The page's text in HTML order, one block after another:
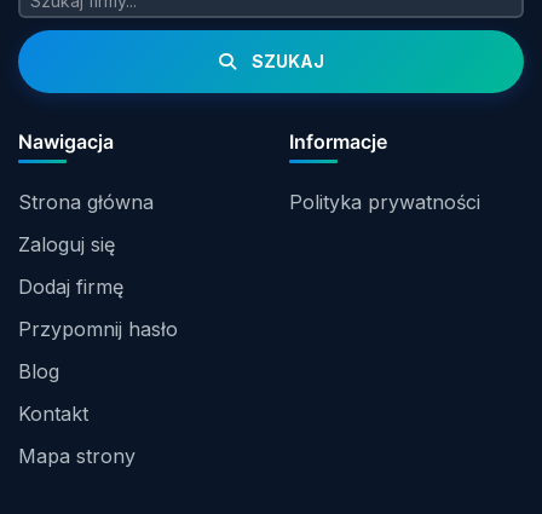
SZUKAJ
Nawigacja
Strona główna
Zaloguj się
Dodaj firmę
Przypomnij hasło
Blog
Kontakt
Mapa strony
Informacje
Polityka prywatności